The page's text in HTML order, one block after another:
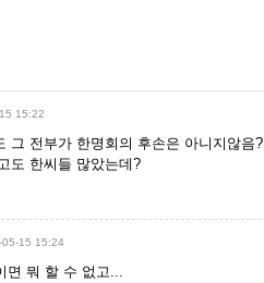
15:22
그 전부가 한명회의 후손은 아니지않음?
도 한씨들 많았는데?
05-15 15:24
면 뭐 할 수 없고...